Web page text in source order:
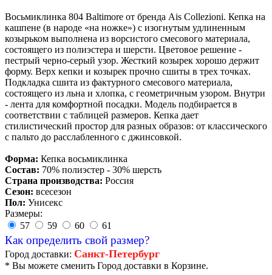
Восьмиклинка 804 Baltimore от бренда Ais Collezioni. Кепка на
кашпене (в народе «на ножке») с изогнутым удлиненным
козырьком выполнена из ворсистого смесового материала,
состоящего из полиэстера и шерсти. Цветовое решение -
пестрый черно-серый узор. Жесткий козырек хорошо держит
форму. Верх кепки и козырек прочно сшиты в трех точках.
Подкладка сшита из фактурного смесового материала,
состоящего из льна и хлопка, с геометричным узором. Внутри
- лента для комфортной посадки. Модель подбирается в
соответствии с таблицей размеров. Кепка дает
стилистический простор для разных образов: от классического
с пальто до расслабленного с джинсовкой.
Форма: Кепка восьмиклинка
Состав: 70% полиэстер - 30% шерсть
Страна производства: Россия
Сезон: всесезон
Пол: Унисекс
Размеры:
57
59 60 61
Как определить свой размер?
Город доставки: Санкт-Петербург
* Вы можете сменить Город доставки в Корзине.